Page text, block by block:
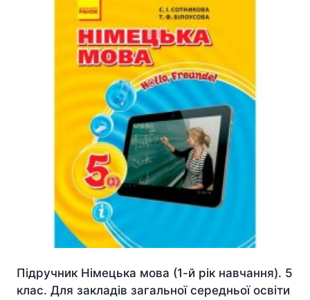
Підручник Німецька мова (1-й рік навчання). 5
клас. Для закладів загальної середньої освіти